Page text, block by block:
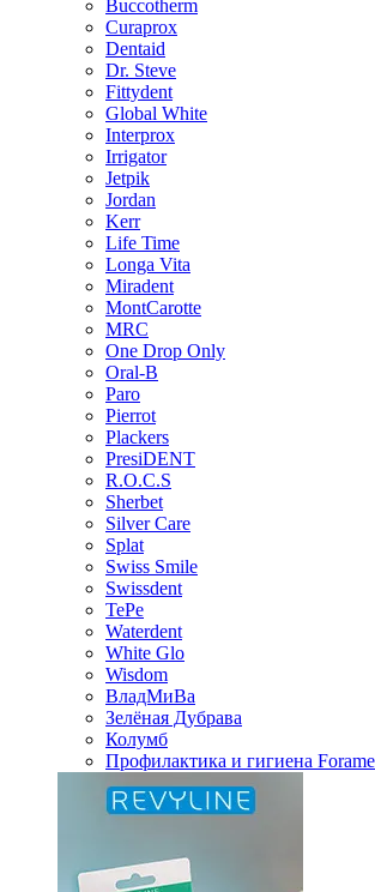
Buccotherm
Curaprox
Dentaid
Dr. Steve
Fittydent
Global White
Interprox
Irrigator
Jetpik
Jordan
Kerr
Life Time
Longa Vita
Miradent
MontCarotte
MRC
One Drop Only
Oral-B
Paro
Pierrot
Plackers
PresiDENT
R.O.C.S
Sherbet
Silver Care
Splat
Swiss Smile
Swissdent
TePe
Waterdent
White Glo
Wisdom
ВладМиВа
Зелёная Дубрава
Колумб
Профилактика и гигиена